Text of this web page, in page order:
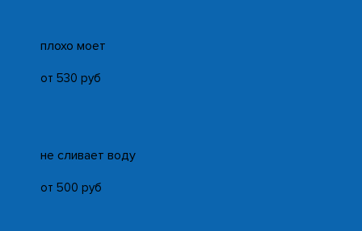
плохо моет
от 530 руб
не сливает воду
от 500 руб